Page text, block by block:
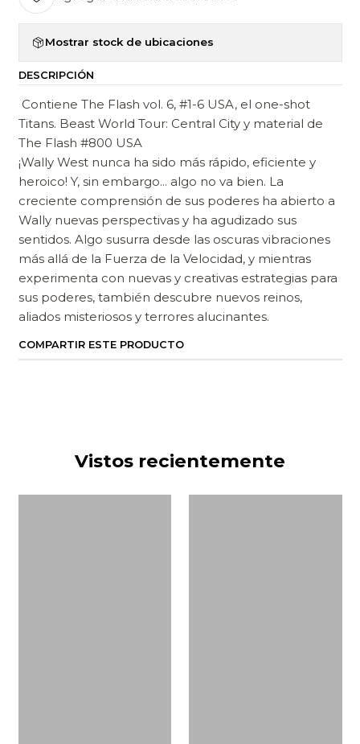
Mostrar stock de ubicaciones
DESCRIPCIÓN
Contiene The Flash vol. 6, #1-6 USA, el one-shot
Titans. Beast World Tour: Central City y material de
The Flash #800 USA
¡Wally West nunca ha sido más rápido, eficiente y
heroico! Y, sin embargo... algo no va bien. La
creciente comprensión de sus poderes ha abierto a
Wally nuevas perspectivas y ha agudizado sus
sentidos. Algo susurra desde las oscuras vibraciones
más allá de la Fuerza de la Velocidad, y mientras
experimenta con nuevas y creativas estrategias para
sus poderes, también descubre nuevos reinos,
aliados misteriosos y terrores alucinantes.
COMPARTIR ESTE PRODUCTO
Vistos recientemente